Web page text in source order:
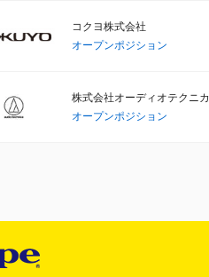
コクヨ株式会社
オープンポジション
株式会社オーディオテクニカ
オープンポジション